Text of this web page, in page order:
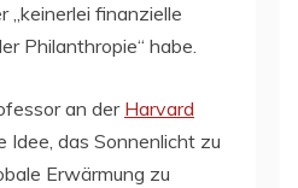
„keinerlei finanzielle
Philanthropie“ habe.
an der Harvard
Idee, das Sonnenlicht zu
Erwärmung zu